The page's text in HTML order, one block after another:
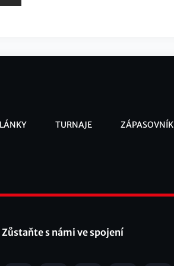
TURNAJE ZÁPASOVNÍK
Zůstaňte s námi ve spojení